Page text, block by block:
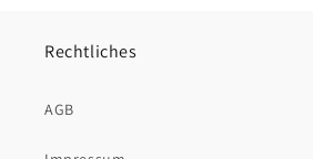
Rechtliches
AGB